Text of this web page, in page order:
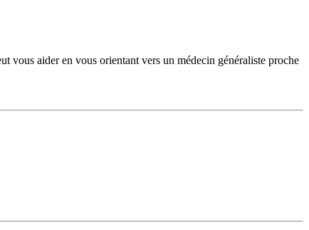
vous aider en vous orientant vers un médecin généraliste proche